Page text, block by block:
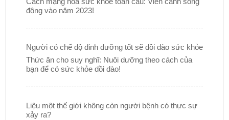
động vào năm 2023!
Người có chế độ dinh dưỡng tốt sẽ dồi dào sức khỏe
Thức ăn cho suy nghĩ: Nuôi dưỡng theo cách của
bạn để có sức khỏe dồi dào!
Liệu một thế giới không còn người bệnh có thực sự
xảy ra?